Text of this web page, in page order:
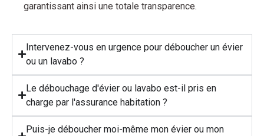
garantissant ainsi une totale transparence.
Intervenez-vous en urgence pour déboucher un évier
ou un lavabo ?
Le débouchage d'évier ou lavabo est-il pris en
charge par l'assurance habitation ?
Puis-je déboucher moi-même mon évier ou mon